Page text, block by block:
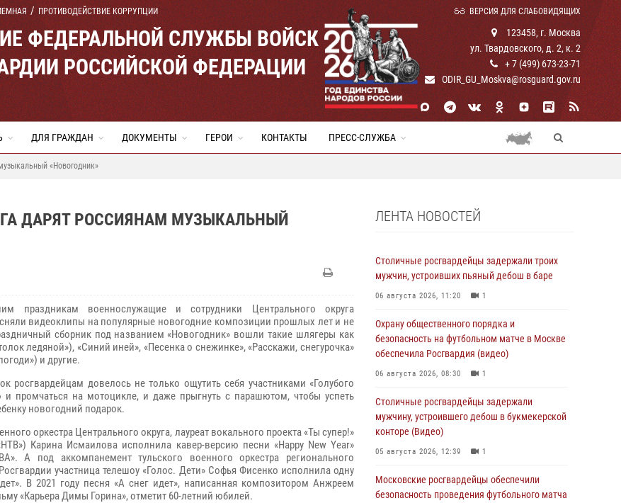
ПРОТИВОДЕЙСТВИЕ КОРРУПЦИИ ВЕРСИЯ ДЛЯ СЛАБОВИДЯЩИХ
ФЕДЕРАЛЬНОЙ СЛУЖБЫ ВОЙСК
РОССИЙСКОЙ ФЕДЕРАЦИИ
123458, г. Москва
ул. Твардовского, д. 2, к. 2
+ 7 (499) 673-23-71
ODIR_GU_Moskva@rosguard.gov.ru
ДЛЯ ГРАЖДАН ДОКУМЕНТЫ ГЕРОИ КОНТАКТЫ ПРЕСС-СЛУЖБА
«Новогодник»
ДАРЯТ РОССИЯНАМ МУЗЫКАЛЬНЫЙ
праздникам военнослужащие и сотрудники Центрального округа
видеоклипы на популярные новогодние композиции прошлых лет и не
сборник под названием «Новогодник» вошли такие шлягеры как
ледяной»), «Синий иней», «Песенка о снежинке», «Расскажи, снегурочка»
и другие.
росгвардейцам довелось не только ощутить себя участниками «Голубого
и промчаться на мотоцикле, и даже прыгнуть с парашютом, чтобы успеть
новогодний подарок.
оркестра Центрального округа, лауреат вокального проекта «Ты супер!»
Карина Исмаилова исполнила кавер-версию песни «Happy New Year»
А под аккомпанемент тульского военного оркестра регионального
участница телешоу «Голос. Дети» Софья Фисенко исполнила одну
В 2021 году песня «А снег идет», написанная композитором Анжреем
«Карьера Димы Горина», отметит 60-летний юбилей.
ЛЕНТА НОВОСТЕЙ
Столичные росгвардейцы задержали троих
мужчин, устроивших пьяный дебош в баре
06 августа 2026, 11:20 1
Охрану общественного порядка и
безопасность на футбольном матче в Москве
обеспечила Росгвардия (видео)
06 августа 2026, 08:30 1
Столичные росгвардейцы задержали
мужчину, устроившего дебош в букмекерской
конторе (Видео)
05 августа 2026, 12:39 1
Московские росгвардейцы обеспечили
безопасность проведения футбольного матча